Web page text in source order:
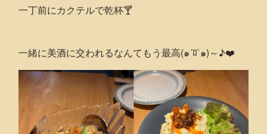
一丁前にカクテルで乾杯🍸
一緒に美酒に交われるなんてもう最高(๑´ﾛ`๑)～♪❤️